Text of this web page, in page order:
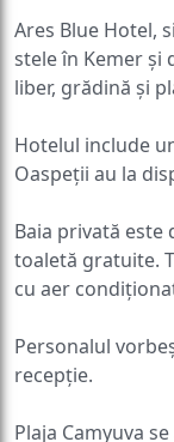
Ares Blue Hotel,
stele în Kemer și
liber, grădină și
Hotelul include
Oaspeții au la
Baia privată este
toaletă gratuite.
cu aer
Personalul
recepție.
Plaja Camyuva